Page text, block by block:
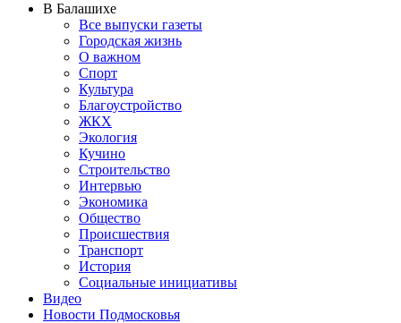
В Балашихе
Все выпуски газеты
Городская жизнь
О важном
Спорт
Культура
Благоустройство
ЖКХ
Экология
Кучино
Строительство
Интервью
Экономика
Общество
Происшествия
Транспорт
История
Социальные инициативы
Видео
Новости Подмосковья